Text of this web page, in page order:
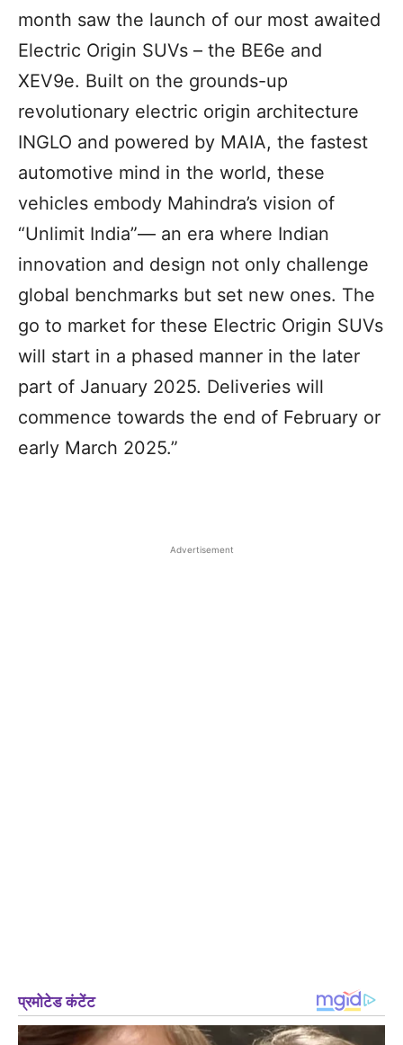
month saw the launch of our most awaited
Electric Origin SUVs – the BE6e and
XEV9e. Built on the grounds-up
revolutionary electric origin architecture
INGLO and powered by MAIA, the fastest
automotive mind in the world, these
vehicles embody Mahindra’s vision of
“Unlimit India”— an era where Indian
innovation and design not only challenge
global benchmarks but set new ones. The
go to market for these Electric Origin SUVs
will start in a phased manner in the later
part of January 2025. Deliveries will
commence towards the end of February or
early March 2025.”
Advertisement